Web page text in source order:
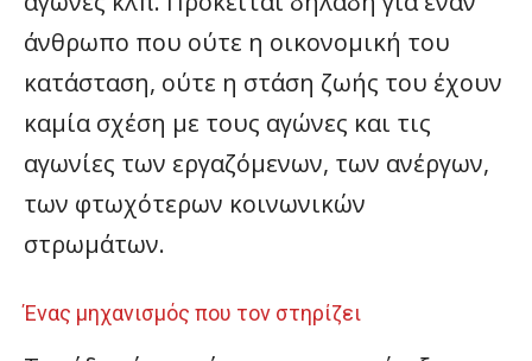
άνθρωπο που ούτε η οικονομική του
κατάσταση, ούτε η στάση ζωής του έχουν
καμία σχέση με τους αγώνες και τις
αγωνίες των εργαζόμενων, των ανέργων,
των φτωχότερων κοινωνικών
στρωμάτων.
Ένας μηχανισμός που τον στηρίζει